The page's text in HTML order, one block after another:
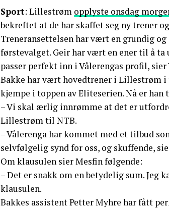
Sport: Lillestrøm opplyste onsdag
bekreftet at de har skaffet seg ny trener
Treneransettelsen har vært en grundig
førstevalget. Geir har vært en ener til å ta
passer perfekt inn i Vålerengas profil, sier
Bakke har vært hovedtrener i Lillestrøm
kjempe i toppen av Eliteserien. Nå er han
– Vi skal ærlig innrømme at det er
Lillestrøm til NTB.
– Vålerenga har kommet med et tilbud
selvfølgelig synd for oss, og skuffende,
Om klausulen sier Mesfin følgende:
– Det er snakk om en betydelig sum. Jeg
klausulen.
Bakkes assistent Petter Myhre har fått